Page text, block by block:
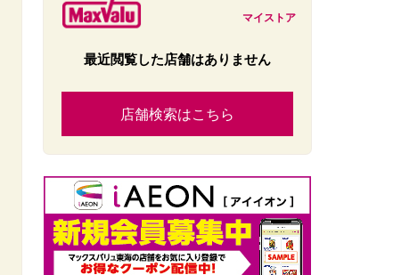
マイストア
最近閲覧した店舗はありません
店舗検索はこちら